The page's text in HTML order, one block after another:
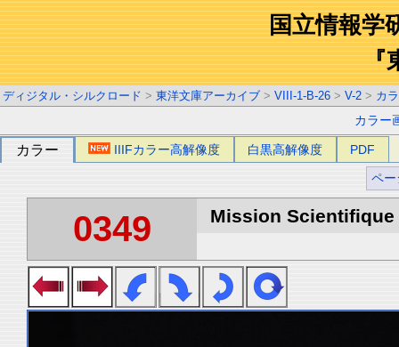
国立情報学
『
ディジタル・シルクロード > 東洋文庫アーカイブ > VIII-1-B-26 > V-2 > カ
カラー
カラー IIIFカラー高解像度 白黒高解像度 PDF
ペー
0349 Mission Scientifique